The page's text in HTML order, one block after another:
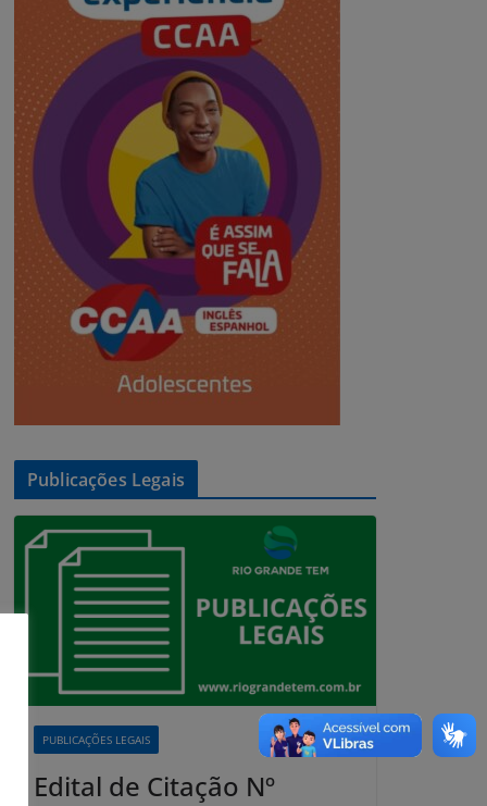
Publicações Legais
PUBLICAÇÕES LEGAIS
Edital de Citação Nº